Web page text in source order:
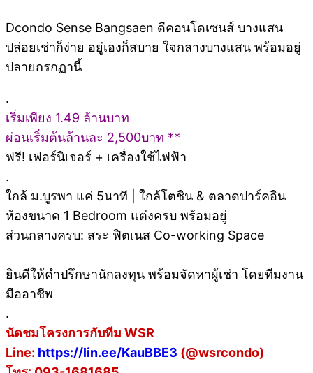
Dcondo Sense Bangsaen ดีคอนโดเซนส์ บางแสน
ปล่อยเช่าก็ง่าย อยู่เองก็สบาย ใจกลางบางแสน พร้อมอยู่
ปลายกรกฏานี้
.
เริ่มเพียง 1.49 ล้านบาท
ผ่อนเริ่มต้นล้านละ 2,500บาท **
ฟรี! เฟอร์นิเจอร์ + เครื่องใช้ไฟฟ้า
.
ใกล้ ม.บูรพา แค่ 5นาที | ใกล้โตชิน & ตลาดปาร์คอิน
ห้องขนาด 1 Bedroom แต่งครบ พร้อมอยู่
ส่วนกลางครบ: สระ ฟิตเนส Co-working Space
ยินดีให้คำปรึกษานักลงทุน พร้อมจัดหาผู้เช่า โดยทีมงาน
มืออาชีพ
.
นัดชมโครงการกับทีม WSR
Line: https://lin.ee/KauBBE3 (@wsrcondo)